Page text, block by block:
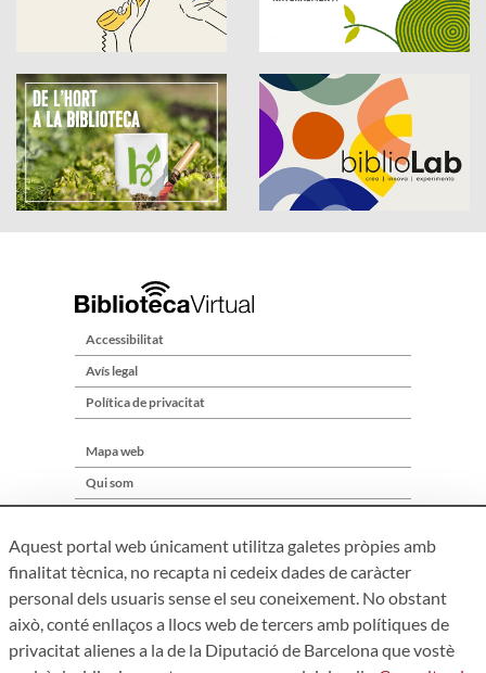
Accessibilitat
Avís legal
Política de privacitat
Mapa web
Qui som
Aquest portal web únicament utilitza galetes pròpies amb
finalitat tècnica, no recapta ni cedeix dades de caràcter
personal dels usuaris sense el seu coneixement. No obstant
això, conté enllaços a llocs web de tercers amb polítiques de
privacitat alienes a la de la Diputació de Barcelona que vostè